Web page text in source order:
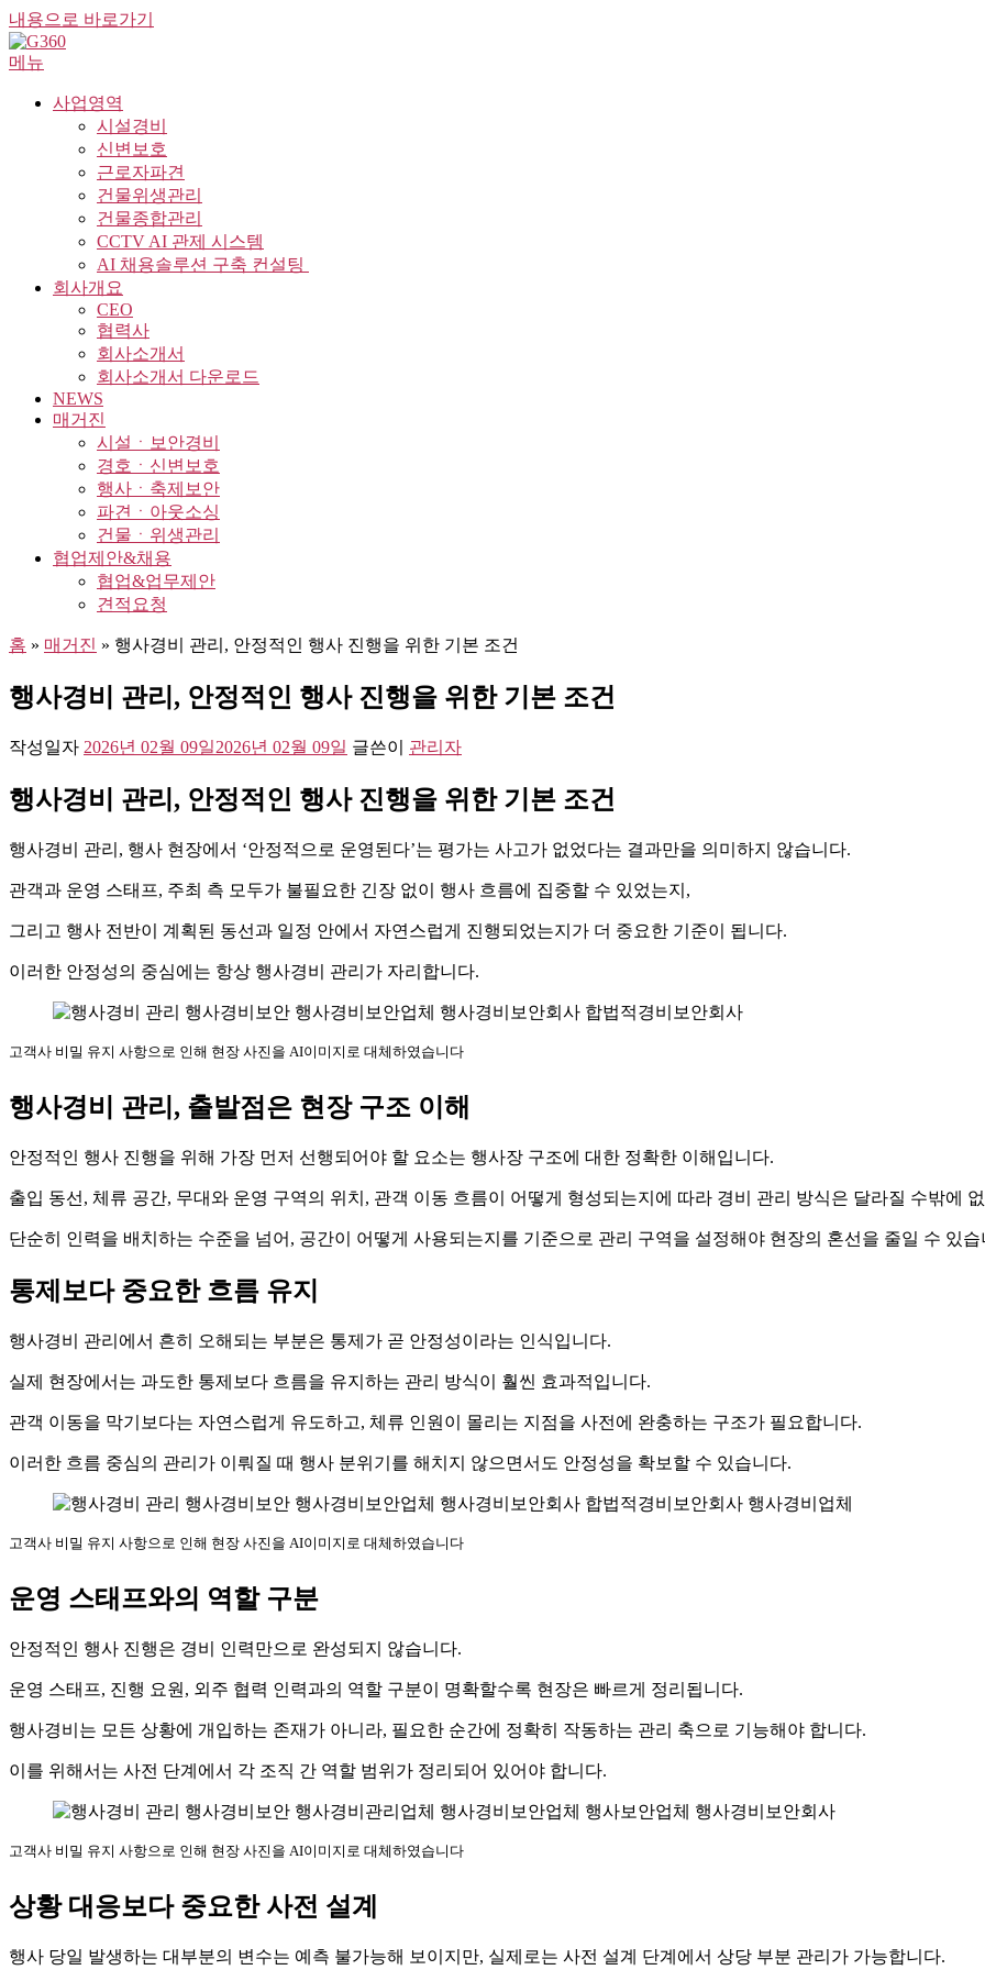
내용으로 바로가기
메뉴
사업영역
시설경비
신변보호
근로자파견
건물위생관리
건물종합관리
CCTV AI 관제 시스템
AI 채용솔루션 구축 컨설팅 ​
회사개요
CEO
협력사
회사소개서
회사소개서 다운로드
NEWS
매거진
시설ㆍ보안경비
경호ㆍ신변보호
행사ㆍ축제보안
파견ㆍ아웃소싱
건물ㆍ위생관리
협업제안&채용
협업&업무제안
견적요청
홈 » 매거진 » 행사경비 관리, 안정적인 행사 진행을 위한 기본 조건
행사경비 관리, 안정적인 행사 진행을 위한 기본 조건
작성일자 2026년 02월 09일2026년 02월 09일 글쓴이 관리자
행사경비 관리, 안정적인 행사 진행을 위한 기본 조건
행사경비 관리, 행사 현장에서 ‘안정적으로 운영된다’는 평가는 사고가 없었다는 결과만을 의미하지 않습니다.
관객과 운영 스태프, 주최 측 모두가 불필요한 긴장 없이 행사 흐름에 집중할 수 있었는지,
그리고 행사 전반이 계획된 동선과 일정 안에서 자연스럽게 진행되었는지가 더 중요한 기준이 됩니다.
이러한 안정성의 중심에는 항상 행사경비 관리가 자리합니다.
고객사 비밀 유지 사항으로 인해 현장 사진을 AI이미지로 대체하였습니다
행사경비 관리, 출발점은 현장 구조 이해
안정적인 행사 진행을 위해 가장 먼저 선행되어야 할 요소는 행사장 구조에 대한 정확한 이해입니다.
출입 동선, 체류 공간, 무대와 운영 구역의 위치, 관객 이동 흐름이 어떻게 형성되는지에 따라 경비 관리 방식은 달라질 수밖에
단순히 인력을 배치하는 수준을 넘어, 공간이 어떻게 사용되는지를 기준으로 관리 구역을 설정해야 현장의 혼선을 줄일 수 있습
통제보다 중요한 흐름 유지
행사경비 관리에서 흔히 오해되는 부분은 통제가 곧 안정성이라는 인식입니다.
실제 현장에서는 과도한 통제보다 흐름을 유지하는 관리 방식이 훨씬 효과적입니다.
관객 이동을 막기보다는 자연스럽게 유도하고, 체류 인원이 몰리는 지점을 사전에 완충하는 구조가 필요합니다.
이러한 흐름 중심의 관리가 이뤄질 때 행사 분위기를 해치지 않으면서도 안정성을 확보할 수 있습니다.
고객사 비밀 유지 사항으로 인해 현장 사진을 AI이미지로 대체하였습니다
운영 스태프와의 역할 구분
안정적인 행사 진행은 경비 인력만으로 완성되지 않습니다.
운영 스태프, 진행 요원, 외주 협력 인력과의 역할 구분이 명확할수록 현장은 빠르게 정리됩니다.
행사경비는 모든 상황에 개입하는 존재가 아니라, 필요한 순간에 정확히 작동하는 관리 축으로 기능해야 합니다.
이를 위해서는 사전 단계에서 각 조직 간 역할 범위가 정리되어 있어야 합니다.
고객사 비밀 유지 사항으로 인해 현장 사진을 AI이미지로 대체하였습니다
상황 대응보다 중요한 사전 설계
행사 당일 발생하는 대부분의 변수는 예측 불가능해 보이지만, 실제로는 사전 설계 단계에서 상당 부분 관리가 가능합니다.